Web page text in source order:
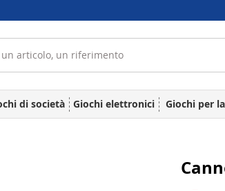
di società Giochi elettronici Giochi per